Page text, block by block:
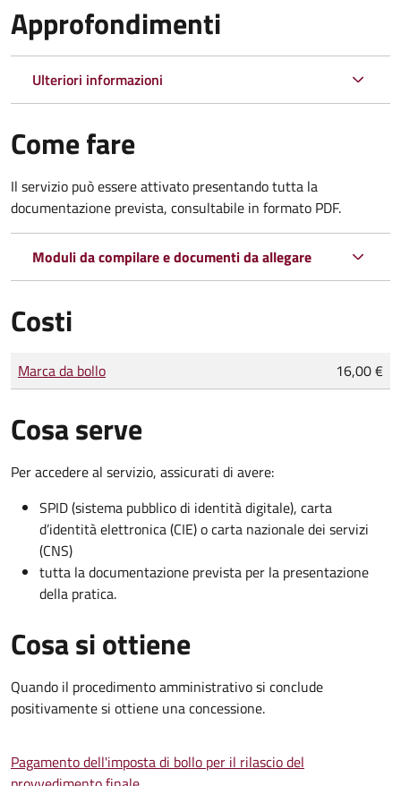
Approfondimenti
Ulteriori informazioni
Come fare
Il servizio può essere attivato presentando tutta la
documentazione prevista, consultabile in formato PDF.
Moduli da compilare e documenti da allegare
Costi
Tipo di pagamento
Importo
Marca da bollo 16,00 €
Cosa serve
Per accedere al servizio, assicurati di avere:
SPID (sistema pubblico di identità digitale), carta
d’identità elettronica (CIE) o carta nazionale dei servizi
(CNS)
tutta la documentazione prevista per la presentazione
della pratica.
Cosa si ottiene
Quando il procedimento amministrativo si conclude
positivamente si ottiene una concessione.
Pagamento dell'imposta di bollo per il rilascio del